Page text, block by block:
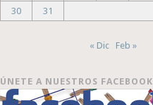
30
31
« Dic Feb »
ÚNETE A NUESTROS FACEBOOK